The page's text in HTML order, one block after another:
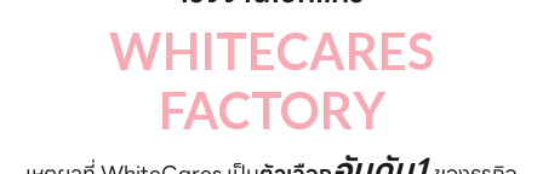
WHITECARES
FACTORY